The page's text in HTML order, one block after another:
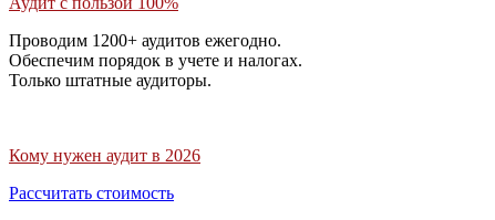
Проводим 1200+ аудитов ежегодно.
Обеспечим порядок в учете и налогах.
Только штатные аудиторы.
Кому нужен аудит в 2026
Рассчитать стоимость